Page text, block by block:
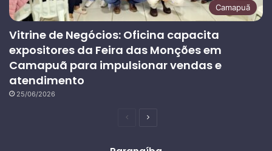
Camapuã
Vitrine de Negócios: Oficina capacita
expositores da Feira das Monções em
Camapuã para impulsionar vendas e
atendimento
25/06/2026
PáginaPróxima